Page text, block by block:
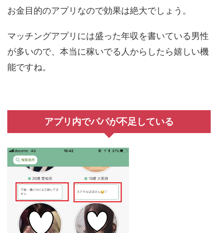
お金目的のアプリなので効果は絶大でしょう。
マッチングアプリには盛った年収を書いている男性
が多いので、本当に稼いでる人からしたら嬉しい機
能ですね。
アプリ内でパパが不足している